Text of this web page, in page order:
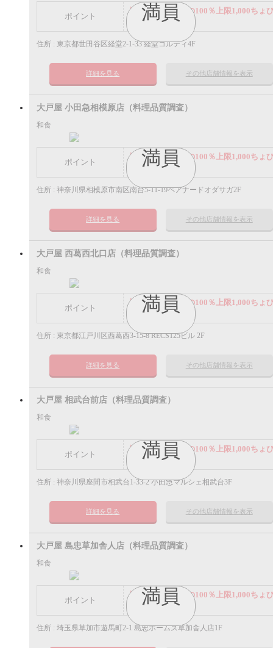
満員
ポイント
謝礼： 飲食代金の100％上限1,000ちょ
ポイント
住所 : 東京都世田谷区経堂2-1-33 経堂コルティ4F
詳細を見る その他店舗情報を表示
満員
大戸屋 小田急相模原店（料理品質調査）
和食
ポイント
謝礼： 飲食代金の100％上限1,000ちょ
ポイント
住所 : 神奈川県相模原市南区南台5-11-19ペアナードオダサガ2F
詳細を見る その他店舗情報を表示
満員
大戸屋 西葛西北口店（料理品質調査）
和食
ポイント
謝礼： 飲食代金の100％上限1,000ちょ
ポイント
住所 : 東京都江戸川区西葛西3-15-8 RECS125ビル 2F
詳細を見る その他店舗情報を表示
満員
大戸屋 相武台前店（料理品質調査）
和食
ポイント
謝礼： 飲食代金の100％上限1,000ちょ
ポイント
住所 : 神奈川県座間市相武台1-33-2 小田急マルシェ相武台3F
詳細を見る その他店舗情報を表示
満員
大戸屋 島忠草加舎人店（料理品質調査）
和食
ポイント
謝礼： 飲食代金の100％上限1,000ちょ
ポイント
住所 : 埼玉県草加市遊馬町2-1 島忠ホームズ草加舎人店1F